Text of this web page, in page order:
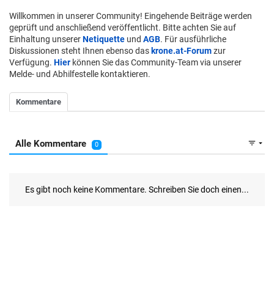
Willkommen in unserer Community! Eingehende Beiträge werden
geprüft und anschließend veröffentlicht. Bitte achten Sie auf
Einhaltung unsererNetiquette und AGB. Für ausführliche
Diskussionen steht Ihnen ebenso das krone.at-Forumzur
Verfügung. Hier können Sie das Community-Team via unserer
Melde- und Abhilfestelle kontaktieren.